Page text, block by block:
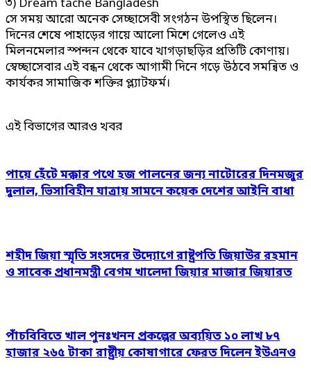
৩) Dream tache Bangladesh
সে সময় আরো অনেক সেচ্ছাসেবী সংগঠন উপস্থিত ছিলেন।
দিনের শেষে পাহাড়ের গায়ে আলো মিশে গেলেও এই
মিলনমেলার স্পন্দন থেকে যাবে খাগড়াছড়ির প্রতিটি কোণায়।
স্বেচ্ছাসেবার এই বন্ধন থেকে আগামী দিনে গড়ে উঠবে সমন্বিত ও
কার্যকর সামাজিক শক্তির প্ল্যাটফর্ম।
এই বিভাগের আরও খবর
পায়ে হেঁটে মক্কার পথে হজ পালনের জন্য নাটোরের দিনমজুর
দুলাল, ভিসাবিহীন যাত্রায় সামনে কয়েক দেশের আইনি বাধা
শহীদ জিয়া স্মৃতি সংসদের উদ্যোগে রাষ্ট্রপতি জিয়াউর রহমান
ও সাবেক প্রধানমন্ত্রী বেগম খালেদা জিয়ার মাজার জিয়ারত
পাঁচবিবিতে খাল পুনঃখনন প্রকল্পের অব্যয়িত ১০ লাখ ৮৭
হাজার ২৬৫ টাকা রাষ্ট্রীয় কোষাগারে ফেরত দিলেন ইউএনও